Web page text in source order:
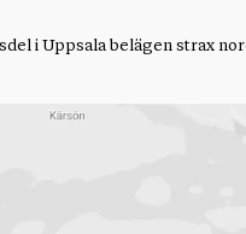
i Uppsala belägen strax